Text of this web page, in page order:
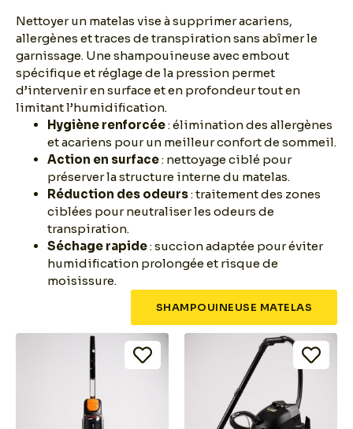
Nettoyer un matelas vise à supprimer acariens,
allergènes et traces de transpiration sans abîmer le
garnissage. Une shampouineuse avec embout
spécifique et réglage de la pression permet
d’intervenir en surface et en profondeur tout en
limitant l’humidification.
Hygiène renforcée: élimination des allergènes
et acariens pour un meilleur confort de sommeil.
Action en surface: nettoyage ciblé pour
préserver la structure interne du matelas.
Réduction des odeurs: traitement des zones
ciblées pour neutraliser les odeurs de
transpiration.
Séchage rapide: succion adaptée pour éviter
humidification prolongée et risque de
moisissure.
SHAMPOUINEUSE MATELAS